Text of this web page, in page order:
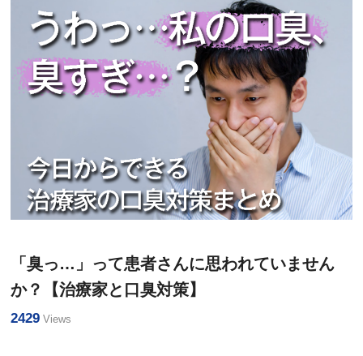
「臭っ…」って患者さんに思われていません
か？【治療家と口臭対策】
2429 Views